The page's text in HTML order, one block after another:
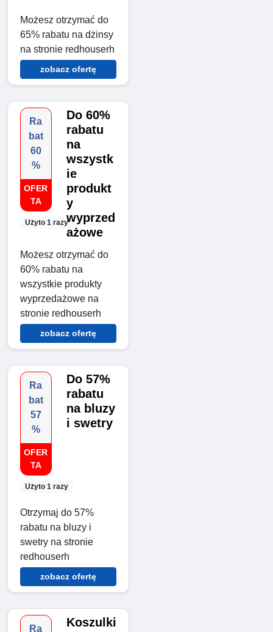
Możesz otrzymać do
65% rabatu na dżinsy
na stronie redhouserh
zobacz ofertę
Ra
bat
60
%
OFER
TA
Użyto 1 razy
Do 60%
rabatu
na
wszystk
ie
produkt
y
wyprzed
ażowe
Możesz otrzymać do
60% rabatu na
wszystkie produkty
wyprzedażowe na
stronie redhouserh
zobacz ofertę
Ra
bat
57
%
OFER
TA
Użyto 1 razy
Do 57%
rabatu
na bluzy
i swetry
Otrzymaj do 57%
rabatu na bluzy i
swetry na stronie
redhouserh
zobacz ofertę
Ra
Koszulki